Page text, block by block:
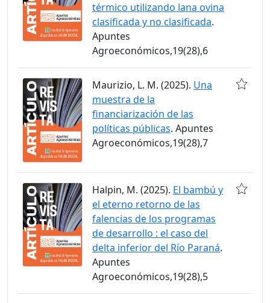
térmico utilizando lana ovina
clasificada y no clasificada.
Apuntes
Agroeconómicos,19(28),6
Maurizio, L. M. (2025). Una
muestra de la
financiarización de las
políticas públicas. Apuntes
Agroeconómicos,19(28),7
Halpin, M. (2025). El bambú y
el eterno retorno de las
falencias de los programas
de desarrollo : el caso del
delta inferior del Río Paraná.
Apuntes
Agroeconómicos,19(28),5